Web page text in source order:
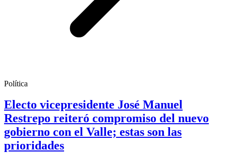
Política
Electo vicepresidente José Manuel
Restrepo reiteró compromiso del nuevo
gobierno con el Valle; estas son las
prioridades